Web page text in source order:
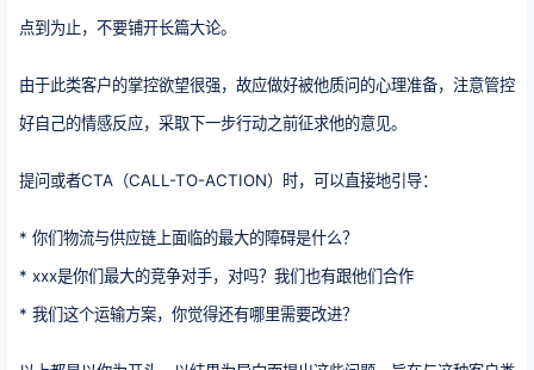
点到为止，不要铺开长篇大论。
由于此类客户的掌控欲望很强，故应做好被他质问的心理准备，注意管控
好自己的情感反应，采取下一步行动之前征求他的意见。
提问或者CTA（CALL-TO-ACTION）时，可以直接地引导：
* 你们物流与供应链上面临的最大的障碍是什么？
* xxx是你们最大的竞争对手，对吗？我们也有跟他们合作
* 我们这个运输方案，你觉得还有哪里需要改进？